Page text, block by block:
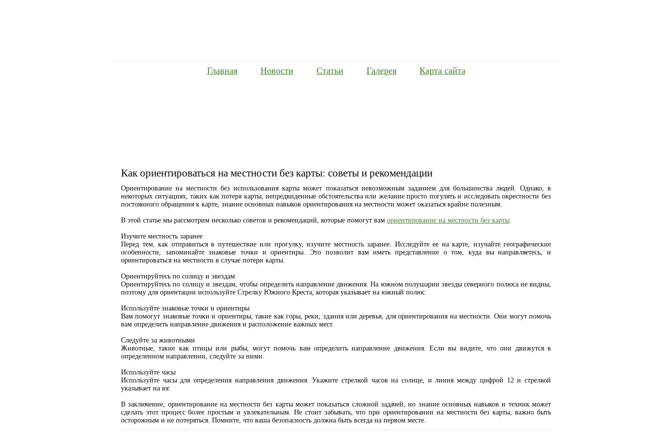
Главная Новости Статьи Галерея Карта сайта
Как ориентироваться на местности без карты: советы и рекомендации
Ориентирование на местности без использования карты может показаться невозможным заданием для большинства людей. Однако, в
некоторых ситуациях, таких как потеря карты, непредвиденные обстоятельства или желание просто погулять и исследовать окрестности без
постоянного обращения к карте, знание основных навыков ориентирования на местности может оказаться крайне полезным.
В этой статье мы рассмотрим несколько советов и рекомендаций, которые помогут вам ориентирование на местности без карты.
Изучите местность заранее
Перед тем, как отправиться в путешествие или прогулку, изучите местность заранее. Исследуйте ее на карте, изучайте географические
особенности, запоминайте знаковые точки и ориентиры. Это позволит вам иметь представление о том, куда вы направляетесь, и
ориентироваться на местности в случае потери карты.
Ориентируйтесь по солнцу и звездам
Ориентируйтесь по солнцу и звездам, чтобы определить направление движения. На южном полушарии звезды северного полюса не видны,
поэтому для ориентации используйте Стрелку Южного Креста, которая указывает на южный полюс.
Используйте знаковые точки и ориентиры
Вам помогут знаковые точки и ориентиры, такие как горы, реки, здания или деревья, для ориентирования на местности. Они могут помочь
вам определить направление движения и расположение важных мест.
Следуйте за животными
Животные, такие как птицы или рыбы, могут помочь вам определить направление движения. Если вы видите, что они движутся в
определенном направлении, следуйте за ними.
Используйте часы
Используйте часы для определения направления движения. Укажите стрелкой часов на солнце, и линия между цифрой 12 и стрелкой
указывает на юг.
В заключение, ориентирование на местности без карты может показаться сложной задачей, но знание основных навыков и техник может
сделать этот процесс более простым и увлекательным. Не стоит забывать, что при ориентировании на местности без карты, важно быть
осторожным и не потеряться. Помните, что ваша безопасность должна быть всегда на первом месте.